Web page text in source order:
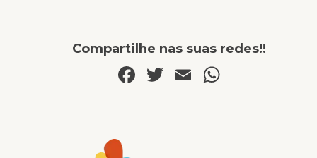
Compartilhe nas suas redes!!
Facebook
Twitter
Email